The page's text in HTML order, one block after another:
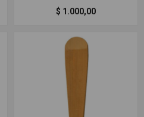
$ 1.000,00